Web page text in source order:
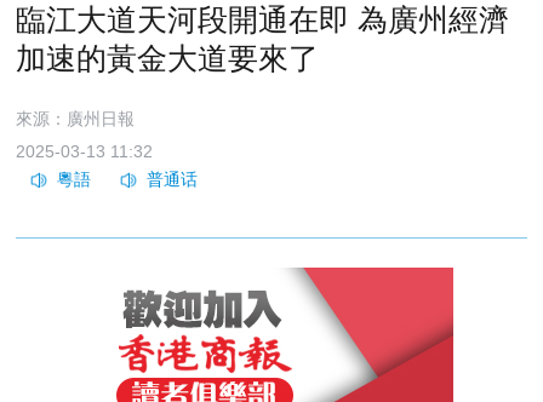
臨江大道天河段開通在即 為廣州經濟
加速的黃金大道要來了
來源：廣州日報
2025-03-13 11:32